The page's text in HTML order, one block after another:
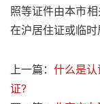
照等证件由本市
在沪居住证或临时
上一篇： 什么是
证?